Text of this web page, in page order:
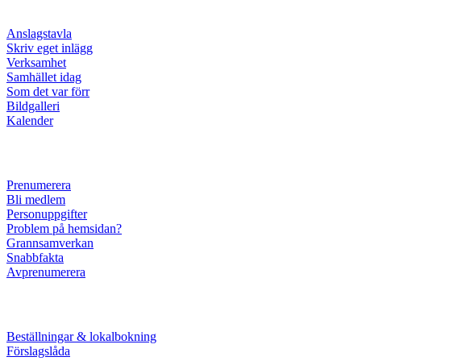
Anslagstavla
Skriv eget inlägg
Verksamhet
Samhället idag
Som det var förr
Bildgalleri
Kalender
Prenumerera
Bli medlem
Personuppgifter
Problem på hemsidan?
Grannsamverkan
Snabbfakta
Avprenumerera
Beställningar & lokalbokning
Förslagslåda